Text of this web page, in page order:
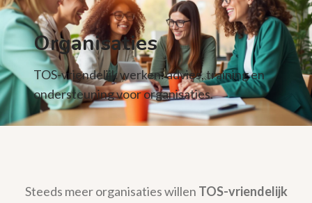
Organisaties
TOS-vriendelijk werken: advies, training en
ondersteuning voor organisaties.
Steeds meer organisaties willen TOS-vriendelijk